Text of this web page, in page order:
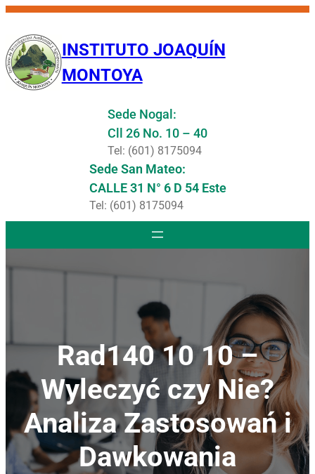
Saltar
contenido
INSTITUTO JOAQUÍN
MONTOYA
Sede Nogal:
Cll 26 No. 10 – 40
Tel: (601) 8175094
Sede San Mateo:
CALLE 31 N° 6 D 54 Este
Tel: (601) 8175094
Rad140 10 10 –
Wyleczyć czy Nie?
Analiza Zastosowań i
Dawkowania